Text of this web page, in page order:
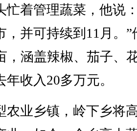
忙着管理蔬菜，他说
，并可持续到11月。”
，涵盖辣椒、茄子、
收入20多万元。
业乡镇，岭下乡将